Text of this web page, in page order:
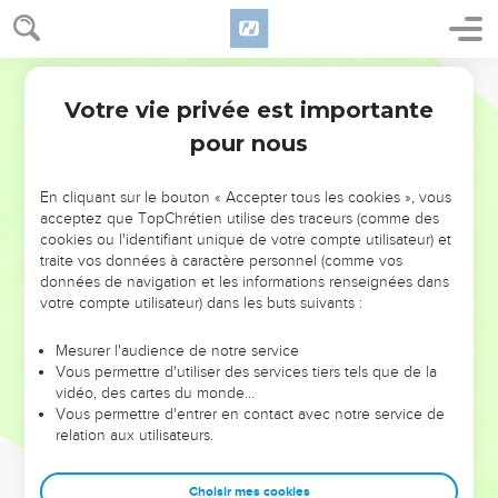
NE MANQUEZ PAS L’ÉVÉNEMENT
DE L’ANNÉE !
ET SI LEURS ERREURS POUVAIENT VOUS ÉVITER LES
VOTRES ?
leur foi ou leur vision. Mais on voit moins les doutes, les erreurs
et les saisons difficiles qu'ils ont traversés, alors même que ce
sont elles qui les ont façonnés.
Dans cette conférence, leaders, entrepreneurs, et responsables
clés pour avancer avec plus de sagesse afin que leurs erreurs
Votre vie privée est importante
pour nous
En cliquant sur le bouton « Accepter tous les cookies », vous
acceptez que TopChrétien utilise des traceurs (comme des
cookies ou l'identifiant unique de votre compte utilisateur) et
traite vos données à caractère personnel (comme vos
données de navigation et les informations renseignées dans
votre compte utilisateur) dans les buts suivants :
Mesurer l'audience de notre service
Vous permettre d'utiliser des services tiers tels que de la
vidéo, des cartes du monde…
Vous permettre d'entrer en contact avec notre service de
relation aux utilisateurs.
Choisir mes cookies